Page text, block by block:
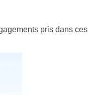
pris dans ces